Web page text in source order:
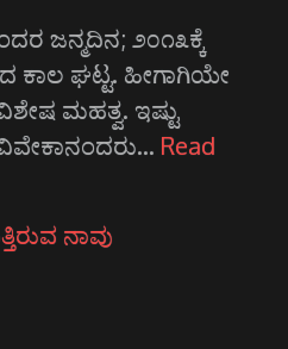
ಜನ್ಮದಿನ; ೨೦೧೩ಕ್ಕೆ
ಕಾಲ ಘಟ್ಟ. ಹೀಗಾಗಿಯೇ
ಮಹತ್ವ. ಇಷ್ಟು
Read
ನಾವು